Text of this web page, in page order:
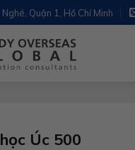
Quận 1, Hồ Chí Minh
Úc 500